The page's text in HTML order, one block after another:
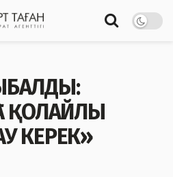
ҚОЛАЙЛЫ
КЕРЕК»